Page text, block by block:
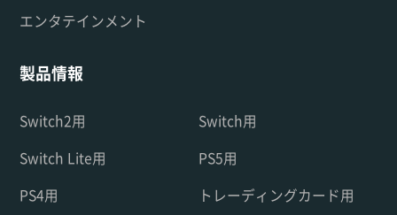
エンタテインメント
製品情報
Switch2用
Switch用
Switch Lite用
PS5用
PS4用
トレーディングカード用